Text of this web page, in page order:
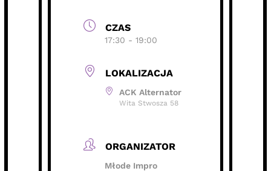
CZAS
17:30 - 19:00
LOKALIZACJA
ACK Alternator
Wita Stwosza 58
ORGANIZATOR
Młode Impro